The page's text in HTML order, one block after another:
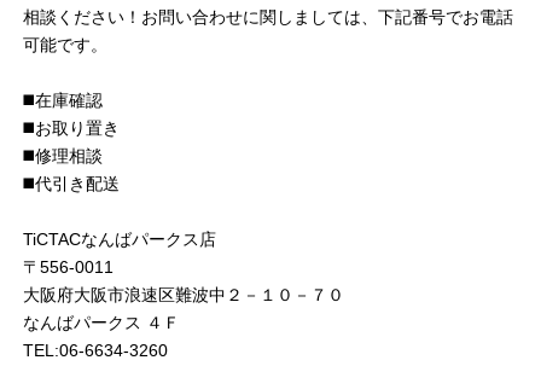
相談ください！お問い合わせに関しましては、下記番号でお電話
可能です。
◼️在庫確認
◼️お取り置き
◼️修理相談
◼️代引き配送
TiCTACなんばパークス店
〒556-0011
大阪府大阪市浪速区難波中２－１０－７０
なんばパークス ４Ｆ
TEL:06-6634-3260